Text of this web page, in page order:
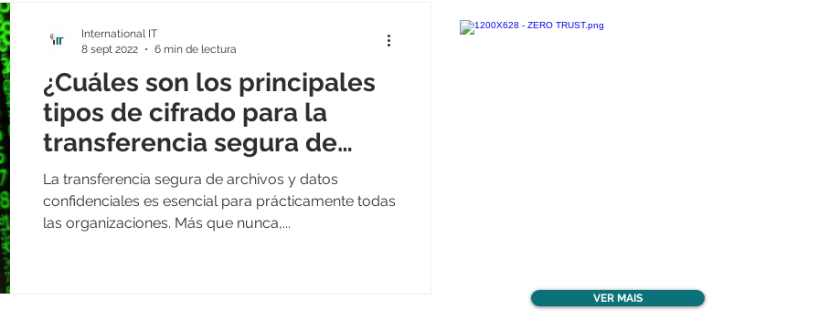
¿Cuáles son los principales
tipos de cifrado para la
transferencia segura de
archivos?
La transferencia segura de archivos y datos
confidenciales es esencial para prácticamente todas
las organizaciones. Más que nunca,...
International IT
8 sept 2022
6 min de lectura
VER MAIS